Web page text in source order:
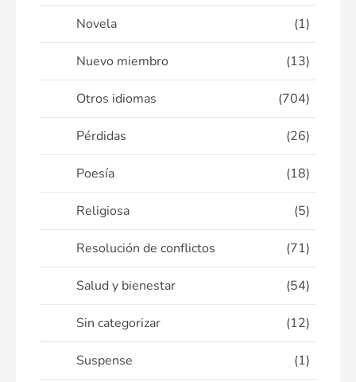
Novela (1)
Nuevo miembro (13)
Otros idiomas (704)
Pérdidas (26)
Poesía (18)
Religiosa (5)
Resolución de conflictos (71)
Salud y bienestar (54)
Sin categorizar (12)
Suspense (1)